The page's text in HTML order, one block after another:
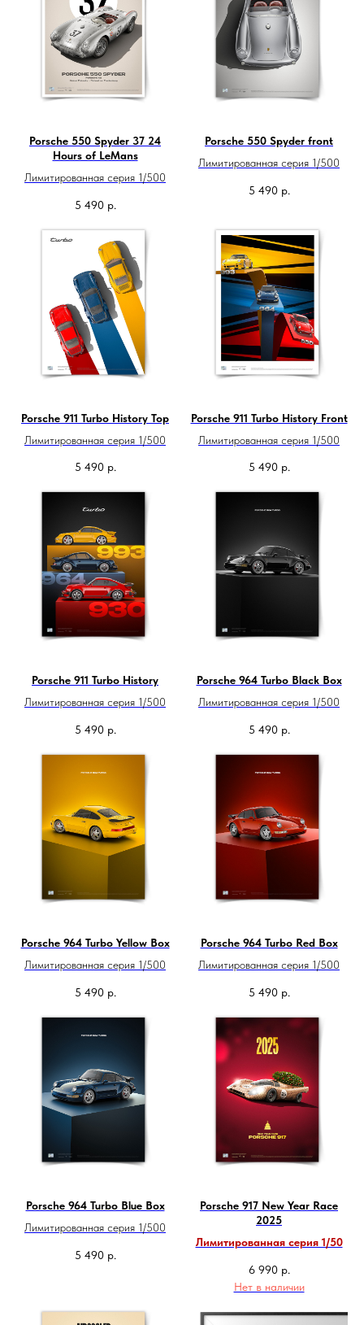
Porsche 550 Spyder 37 24
Hours of LeMans
Лимитированная серия 1/500
5 490 р.
Porsche 550 Spyder front
Лимитированная серия 1/500
5 490 р.
Porsche 911 Turbo History Top
Лимитированная серия 1/500
5 490 р.
Porsche 911 Turbo History Front
Лимитированная серия 1/500
5 490 р.
Porsche 911 Turbo History
Лимитированная серия 1/500
5 490 р.
Porsche 964 Turbo Black Box
Лимитированная серия 1/500
5 490 р.
Porsche 964 Turbo Yellow Box
Лимитированная серия 1/500
5 490 р.
Porsche 964 Turbo Red Box
Лимитированная серия 1/500
5 490 р.
Porsche 964 Turbo Blue Box
Лимитированная серия 1/500
5 490 р.
Porsche 917 New Year Race
2025
Лимитированная серия 1/50
6 990 р.
Нет в наличии